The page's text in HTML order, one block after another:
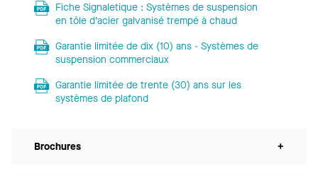
Fiche Signaletique : Systèmes de suspension
en tôle d’acier galvanisé trempé à chaud
Garantie limitée de dix (10) ans - Systèmes de
suspension commerciaux
Garantie limitée de trente (30) ans sur les
systèmes de plafond
Brochures +